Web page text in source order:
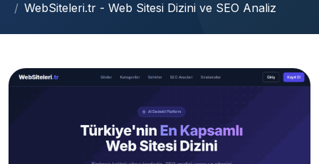
WebSiteleri.tr - Web Sitesi Dizini ve SEO Analiz